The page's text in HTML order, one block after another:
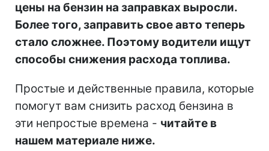
цены на бензин на заправках выросли.
Более того, заправить свое авто теперь
стало сложнее. Поэтому водители ищут
способы снижения расхода топлива.
Простые и действенные правила, которые
помогут вам снизить расход бензина в
эти непростые времена - читайте в
нашем материале ниже.